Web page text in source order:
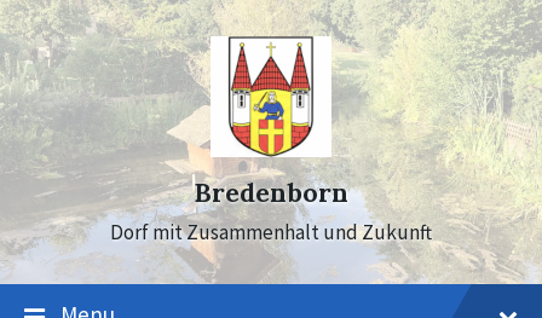
Skip
to
content
Skip
to
main
navigation
Skip
to
footer
Bredenborn
Dorf mit Zusammenhalt und Zukunft